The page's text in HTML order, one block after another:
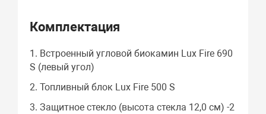
Комплектация
1. Встроенный угловой биокамин Lux Fire 690
S (левый угол)
2. Топливный блок Lux Fire 500 S
3. Защитное стекло (высота стекла 12,0 см) -2